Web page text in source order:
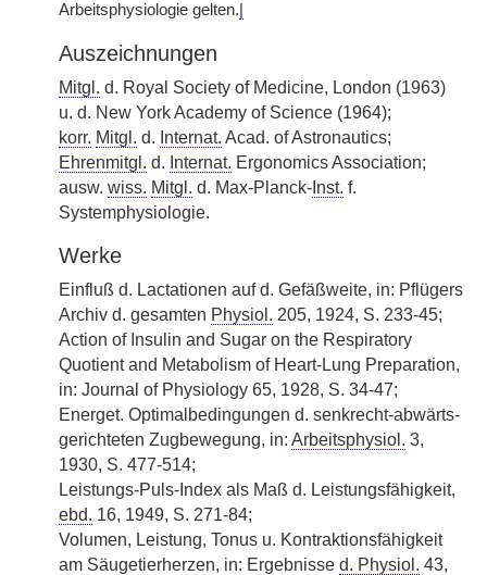
Arbeitsphysiologie gelten.
Auszeichnungen
Mitgl. d. Royal Society of Medicine, London (1963)
u. d. New York Academy of Science (1964);
korr. Mitgl. d. Internat. Acad. of Astronautics;
Ehrenmitgl. d. Internat. Ergonomics Association;
ausw. wiss. Mitgl. d. Max-Planck- Inst. f.
Systemphysiologie.
Werke
Einfluß d. Lactationen auf d. Gefäßweite, in: Pflügers
Archiv d. gesamten Physiol. 205, 1924, S. 233-45;
Action of Insulin and Sugar on the Respiratory
Quotient and Metabolism of Heart-Lung Preparation,
in: Journal of Physiology 65, 1928, S. 34-47;
Energet. Optimalbedingungen d. senkrecht-abwärts-
gerichteten Zugbewegung, in: Arbeitsphysiol. 3,
1930, S. 477-514;
Leistungs-Puls-Index als Maß d. Leistungsfähigkeit,
ebd. 16, 1949, S. 271-84;
Volumen, Leistung, Tonus u. Kontraktionsfähigkeit
am Säugetierherzen, in: Ergebnisse d. Physiol. 43,